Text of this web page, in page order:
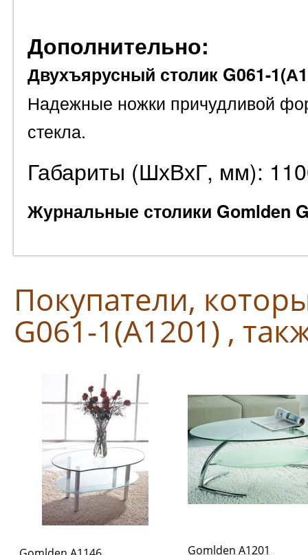
Дополнительно:
Двухъярусный столик G061-
Надежные ножки причудливой
стекла.
Габариты (ШхВхГ, мм):
Журнальные столики Gomlden
Покупатели,
G061-1(А1201) ,
Gomlden A1201